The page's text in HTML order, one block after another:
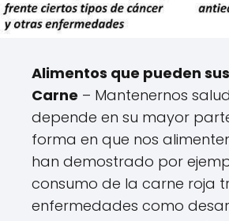
Alimentos que pueden
Carne – Mantenernos
depende en su mayor
forma en que nos
han demostrado por
consumo de la carne roja
enfermedades como